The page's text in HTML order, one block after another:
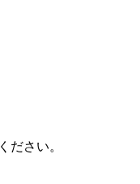
ださい。